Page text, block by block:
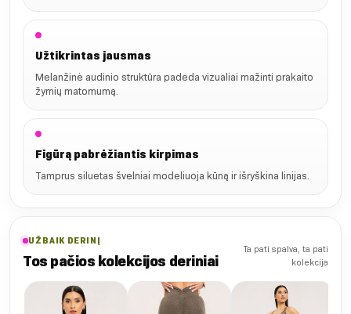
Užtikrintas jausmas
Melanžinė audinio struktūra padeda vizualiai mažinti prakaito
žymių matomumą.
Figūrą pabrėžiantis kirpimas
Tamprus siluetas švelniai modeliuoja kūną ir išryškina linijas.
UŽBAIK DERINĮ
Tos pačios kolekcijos deriniai
Ta pati spalva, ta pati
kolekcija